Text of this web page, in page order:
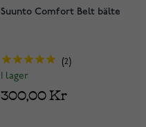
Suunto Comfort Belt bälte
2
I lager
300,00 Kr